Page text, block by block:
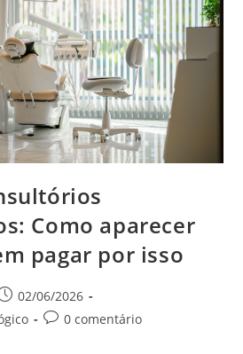
Como aparecer
pagar por isso
02/06/2026
0 comentário